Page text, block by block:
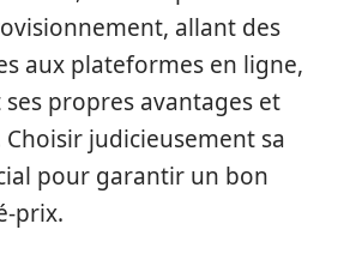
allant des
aux plateformes en ligne,
propres avantages et
judicieusement sa
pour garantir un bon
prix.